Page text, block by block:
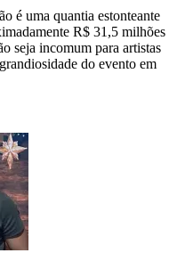
é uma quantia estonteante
R$ 31,5 milhões
seja incomum para artistas
do evento em